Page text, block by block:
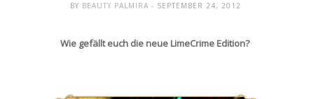
BY BEAUTY PALMIRA- SEPTEMBER 24, 2012
Wie gefällt euch die neue LimeCrime Edition?